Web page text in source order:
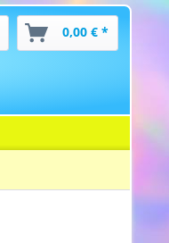
0,00 € *